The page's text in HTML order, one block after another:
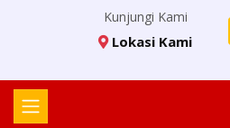
Kunjungi Kami
Lokasi Kami